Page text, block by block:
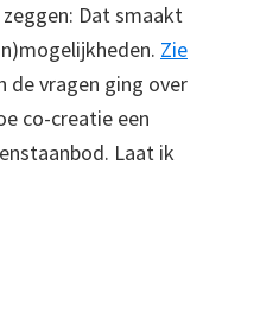
Dat smaakt
Zie
de vragen ging over
co-creatie een
Laat ik